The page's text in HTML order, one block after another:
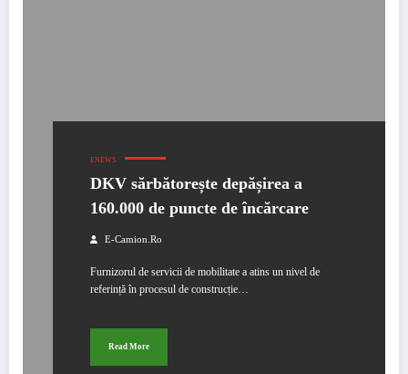
ENEWS
DKV sărbătorește depășirea a
160.000 de puncte de încărcare
E-Camion.ro
Furnizorul de servicii de mobilitate a atins un nivel de
referință în procesul de construcție…
Read More